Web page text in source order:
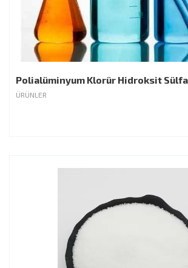
Polialüminyum Klorür Hidroksit
ÜRÜNLER